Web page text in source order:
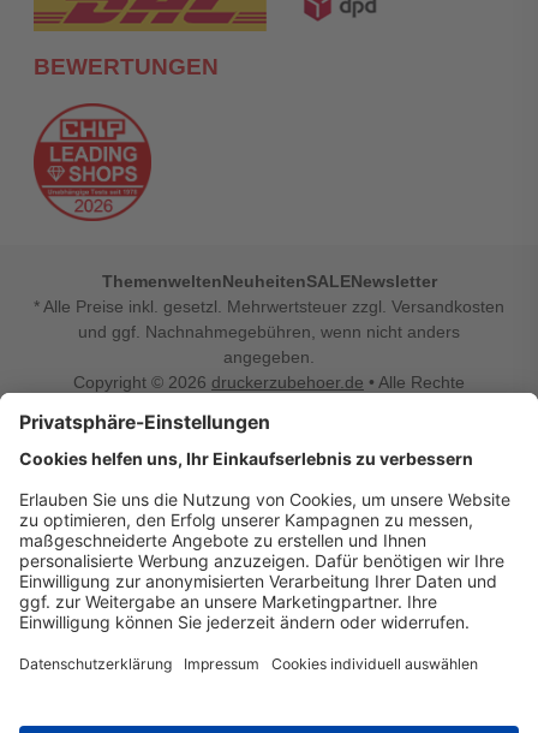
BEWERTUNGEN
ThemenweltenNeuheitenSALENewsletter
* Alle Preise inkl. gesetzl. Mehrwertsteuer zzgl. Versandkosten
und ggf. Nachnahmegebühren, wenn nicht anders
angegeben.
Copyright © 2026 druckerzubehoer.de • Alle Rechte
Vertrag widerrufen
Druckerzubehoer.de – preiswerte Qualität für Ihr Office
Sie sind auf der Suche nach dem passenden Druckerzubehör
oder Zubehör für das Büro, den Computer oder Ihr
Smartphone? Dann sind Sie bei Druckerzubehoer.de genau
richtig! Unser breites Sortiment bietet unter anderem Tinte
und Toner für alle gängigen Druckermodelle – großer sowie
kleiner Hersteller. Zugleich sind wir Ihr Online Fachhandel für
einrichten, die Werkstatt ausstatten oder den Alltag mit
was Ihren Arbeitsplatz noch komfortabler macht, finden Sie